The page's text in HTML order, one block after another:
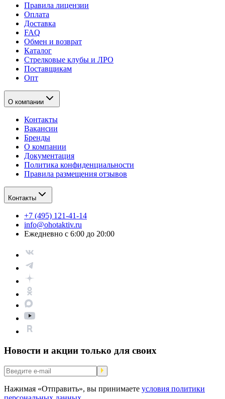
Правила лицензии
Оплата
Доставка
FAQ
Обмен и возврат
Каталог
Стрелковые клубы и ЛРО
Поставщикам
Опт
О компании
Контакты
Вакансии
Бренды
О компании
Документация
Политика конфиденциальности
Правила размещения отзывов
Контакты
+7 (495) 121-41-14
info@ohotaktiv.ru
Ежедневно с 6:00 до 20:00
Новости и акции только для своих
Нажимая «Отправить», вы принимаете условия политики